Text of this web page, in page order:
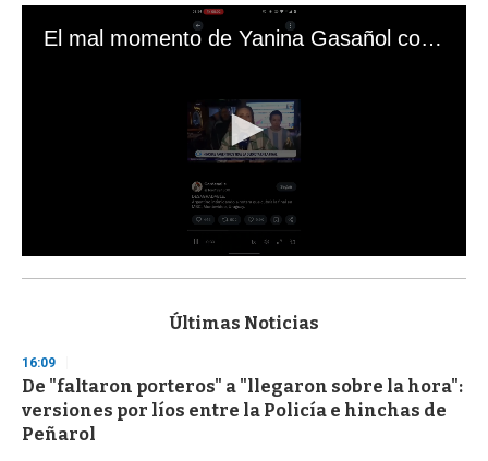
El mal momento de Yanina Gasañol con un hincha argentino en "Subrayado"
s
d
s
o
f
3
Últimas Noticias
16:09
De "faltaron porteros" a "llegaron sobre la hora":
versiones por líos entre la Policía e hinchas de
Peñarol